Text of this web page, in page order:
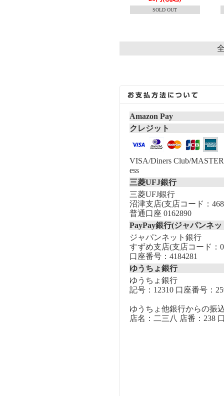
SOLD OUT
Amazon Pay
クレジット
VISA/Diners Club/
ess
三菱UFJ銀行
三菱UFJ銀行
沼津支店(支店コード：
普通口座 0162890
PayPay銀行(ジャパンネ
ジャパンネット銀行
すずめ支店(支店コード：
口座番号：4184281
ゆうちょ銀行
ゆうちょ銀行
記号：12310 口座番号：
ゆうちょ他銀行からの振
店名：二三八 店番：238